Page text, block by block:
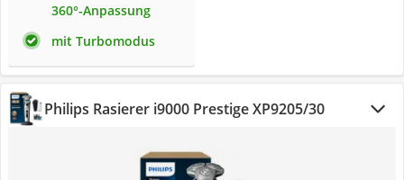
360°-Anpassung
mit Turbomodus
Philips Rasierer i9000 Prestige XP9205/30